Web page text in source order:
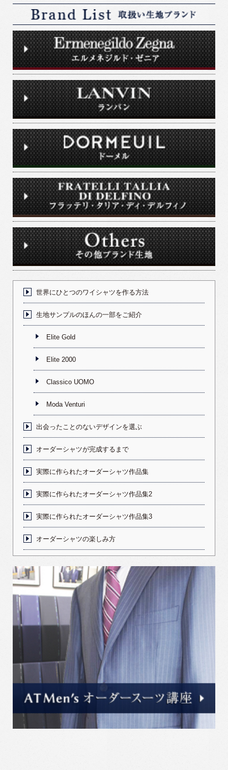
世界にひとつのワイシャツを作る方法
生地サンプルのほんの一部をご紹介
Elite Gold
Elite 2000
Classico UOMO
Moda Venturi
出会ったことのないデザインを選ぶ
オーダーシャツが完成するまで
実際に作られたオーダーシャツ作品集
実際に作られたオーダーシャツ作品集2
実際に作られたオーダーシャツ作品集3
オーダーシャツの楽しみ方